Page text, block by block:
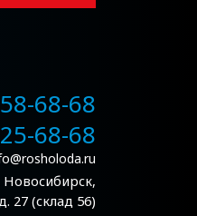
68-68
68-68
Новосибирск,
27 (склад 56)